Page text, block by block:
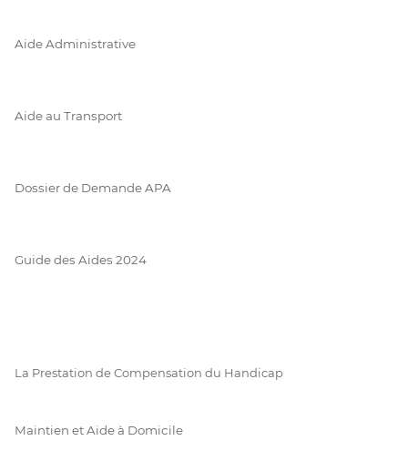
Aide Administrative
Aide au Transport
Dossier de Demande APA
Guide des Aides 2024
La Prestation de Compensation du Handicap
Maintien et Aide à Domicile